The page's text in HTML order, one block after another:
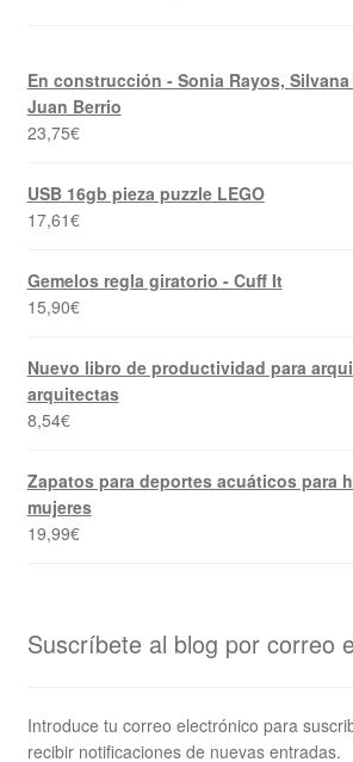
En construcción - Sonia Rayos,
Juan Berrio
23,75€
USB 16gb pieza puzzle LEGO
17,61€
Gemelos regla giratorio - Cuff It
15,90€
Nuevo libro de productividad para
arquitectas
8,54€
Zapatos para deportes acuáticos para
mujeres
19,99€
Suscríbete al blog por correo
Introduce tu correo electrónico para
recibir notificaciones de nuevas entradas.